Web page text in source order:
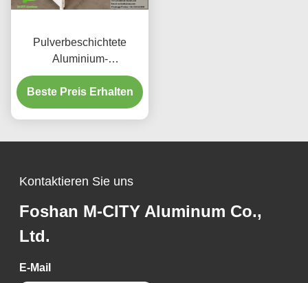
Pulverbeschichtete
Aluminium-
Klimaanlagenabdeckung
mit kundenspezifischen
Größen und UV-Schutz
Freien
Beste Preis Erhalten
Kontaktieren Sie uns
Foshan M-CITY Aluminum Co.,
Ltd.
E-Mail